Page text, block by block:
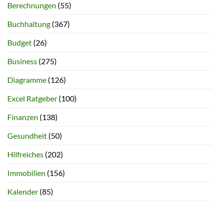
Berechnungen (55)
Buchhaltung (367)
Budget (26)
Business (275)
Diagramme (126)
Excel Ratgeber (100)
Finanzen (138)
Gesundheit (50)
Hilfreiches (202)
Immobilien (156)
Kalender (85)